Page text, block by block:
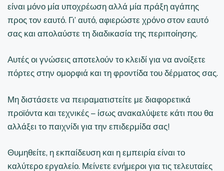
είναι μόνο μία υποχρέωση αλλά μία πράξη αγάπης
προς τον εαυτό. Γι’ αυτό, αφιερώστε χρόνο στον εαυτό
σας και απολαύστε τη διαδικασία της περιποίησης.
Αυτές οι γνώσεις αποτελούν το κλειδί για να ανοίξετε
πόρτες στην ομορφιά και τη φροντίδα του δέρματος σας.
Μη διστάσετε να πειραματιστείτε με διαφορετικά
προϊόντα και τεχνικές – ίσως ανακαλύψετε κάτι που θα
αλλάξει το παιχνίδι για την επιδερμίδα σας!
Θυμηθείτε, η εκπαίδευση και η εμπειρία είναι το
καλύτερο εργαλείο. Μείνετε ενήμεροι για τις τελευταίες